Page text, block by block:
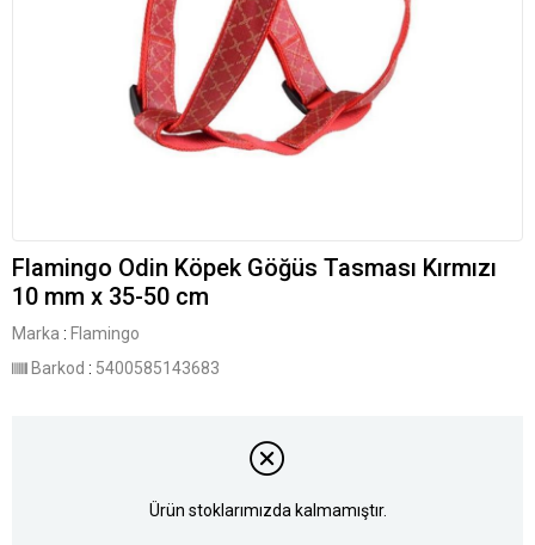
Flamingo Odin Köpek Göğüs Tasması Kırmızı
10 mm x 35-50 cm
Marka : Flamingo
Barkod : 5400585143683
Ürün stoklarımızda kalmamıştır.